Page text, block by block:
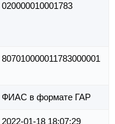
020000010001783
807010000011783000001
ФИАС в формате ГАР
2022-01-18 18:07:29